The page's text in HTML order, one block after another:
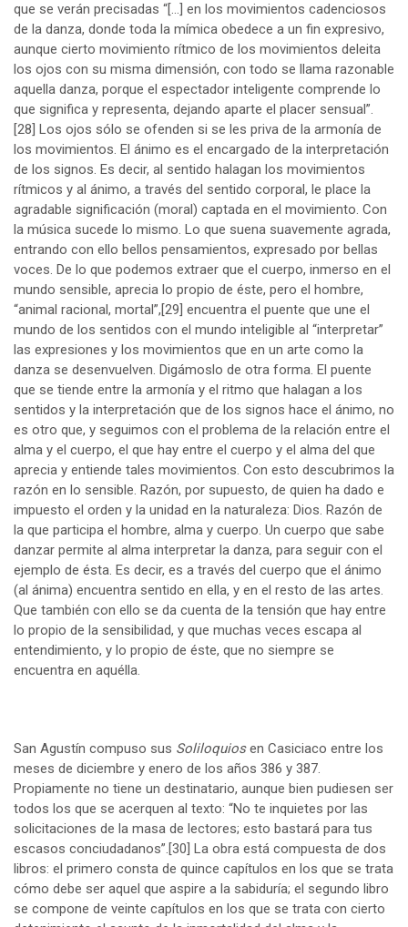
que se verán precisadas “[…] en los movimientos cadenciosos
de la danza, donde toda la mímica obedece a un fin expresivo,
aunque cierto movimiento rítmico de los movimientos deleita
los ojos con su misma dimensión, con todo se llama razonable
aquella danza, porque el espectador inteligente comprende lo
que significa y representa, dejando aparte el placer sensual”.
[28] Los ojos sólo se ofenden si se les priva de la armonía de
los movimientos. El ánimo es el encargado de la interpretación
de los signos. Es decir, al sentido halagan los movimientos
rítmicos y al ánimo, a través del sentido corporal, le place la
agradable significación (moral) captada en el movimiento. Con
la música sucede lo mismo. Lo que suena suavemente agrada,
entrando con ello bellos pensamientos, expresado por bellas
voces. De lo que podemos extraer que el cuerpo, inmerso en el
mundo sensible, aprecia lo propio de éste, pero el hombre,
“animal racional, mortal”,[29] encuentra el puente que une el
mundo de los sentidos con el mundo inteligible al “interpretar”
las expresiones y los movimientos que en un arte como la
danza se desenvuelven. Digámoslo de otra forma. El puente
que se tiende entre la armonía y el ritmo que halagan a los
sentidos y la interpretación que de los signos hace el ánimo, no
es otro que, y seguimos con el problema de la relación entre el
alma y el cuerpo, el que hay entre el cuerpo y el alma del que
aprecia y entiende tales movimientos. Con esto descubrimos la
razón en lo sensible. Razón, por supuesto, de quien ha dado e
impuesto el orden y la unidad en la naturaleza: Dios. Razón de
la que participa el hombre, alma y cuerpo. Un cuerpo que sabe
danzar permite al alma interpretar la danza, para seguir con el
ejemplo de ésta. Es decir, es a través del cuerpo que el ánimo
(al ánima) encuentra sentido en ella, y en el resto de las artes.
Que también con ello se da cuenta de la tensión que hay entre
lo propio de la sensibilidad, y que muchas veces escapa al
entendimiento, y lo propio de éste, que no siempre se
encuentra en aquélla.
San Agustín compuso sus Soliloquiosen Casiciaco entre los
meses de diciembre y enero de los años 386 y 387.
Propiamente no tiene un destinatario, aunque bien pudiesen ser
todos los que se acerquen al texto: “No te inquietes por las
solicitaciones de la masa de lectores; esto bastará para tus
escasos conciudadanos”.[30] La obra está compuesta de dos
libros: el primero consta de quince capítulos en los que se trata
cómo debe ser aquel que aspire a la sabiduría; el segundo libro
se compone de veinte capítulos en los que se trata con cierto